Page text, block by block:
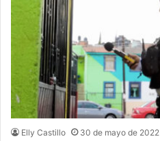
Elly Castillo 30 de mayo de 2022